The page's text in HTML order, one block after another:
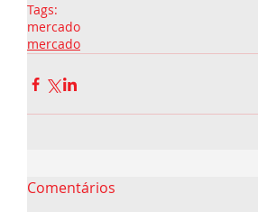
Tags:
mercado
mercado
Comentários